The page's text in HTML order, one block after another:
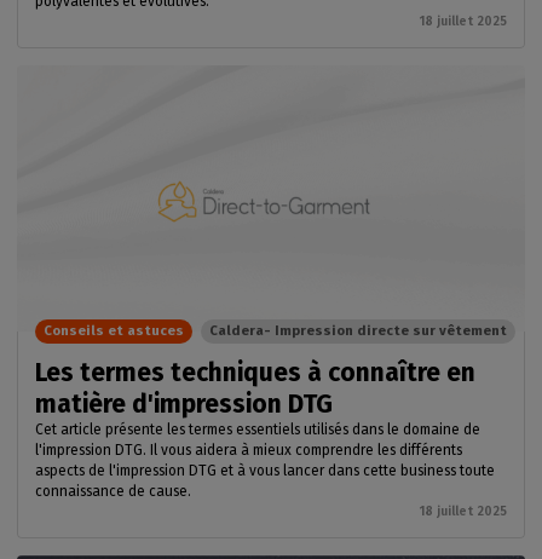
18 juillet 2025
Les termes techniques à connaître en
matière d'impression DTG
Cet article présente les termes essentiels utilisés dans le domaine de
l'impression DTG. Il vous aidera à mieux comprendre les différents
aspects de l'impression DTG et à vous lancer dans cette business toute
connaissance de cause.
18 juillet 2025
Conseils et astuces Caldera- Impression directe sur vêtement